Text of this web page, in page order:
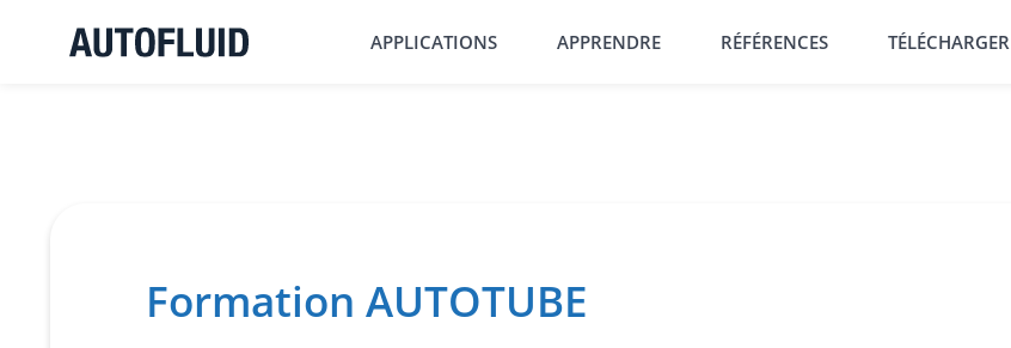
APPLICATIONS APPRENDRE RÉFÉRENCES TÉLÉCHARGER
Formation AUTOTUBE